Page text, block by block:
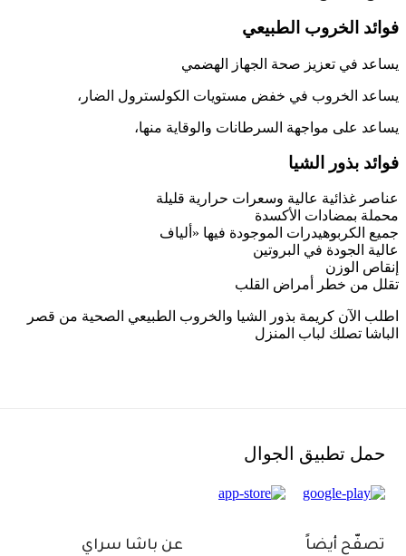
فوائد الخروب الطبيعي
يساعد في تعزيز صحة الجهاز الهضمي
يساعد الخروب في خفض مستويات الكولسترول الضار،
يساعد على مواجهة السرطانات والوقاية منها،
فوائد بذور الشيا
عناصر غذائية عالية وسعرات حرارية قليلة
محملة بمضادات الأكسدة
جميع الكربوهيدرات الموجودة فيها «ألياف
عالية الجودة في البروتين
إنقاص الوزن
تقلل من خطر أمراض القلب
اطلب الآن كريمة بذور الشيا والخروب الطبيعي الصحية من قصر
الباشا تصلك لباب المنزل
حمل تطبيق الجوال
عن باشا سراي تصفّح أيضاً